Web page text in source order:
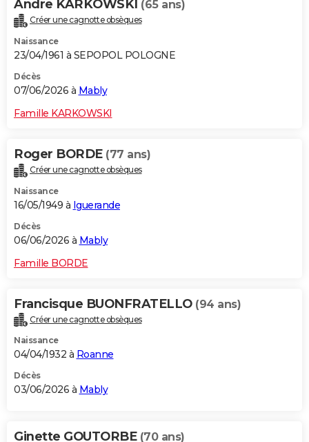
Andre KARKOWSKI (65 ans)
Créer une cagnotte obsèques
Naissance
23/04/1961 à SEPOPOL POLOGNE
Décès
07/06/2026 à Mably
Famille KARKOWSKI
Roger BORDE (77 ans)
Créer une cagnotte obsèques
Naissance
16/05/1949 à Iguerande
Décès
06/06/2026 à Mably
Famille BORDE
Francisque BUONFRATELLO (94 ans)
Créer une cagnotte obsèques
Naissance
04/04/1932 à Roanne
Décès
03/06/2026 à Mably
Ginette GOUTORBE (70 ans)